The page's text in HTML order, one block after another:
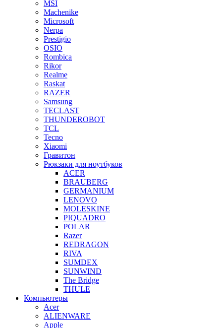
MSI
Machenike
Microsoft
Nerpa
Prestigio
OSIO
Rombica
Rikor
Realme
Raskat
RAZER
Samsung
TECLAST
THUNDEROBOT
TCL
Tecno
Xiaomi
Гравитон
Рюкзаки для ноутбуков
ACER
BRAUBERG
GERMANIUM
LENOVO
MOLESKINE
PIQUADRO
POLAR
Razer
REDRAGON
RIVA
SUMDEX
SUNWIND
The Bridge
THULE
Компьютеры
Acer
ALIENWARE
Apple